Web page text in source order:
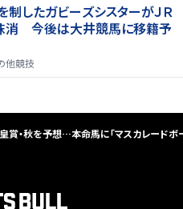
制したガビーズシスターがＪＲ
消 今後は大井競馬に移籍予
他競技
賞・秋を予想…本命馬に「マスカレードボ